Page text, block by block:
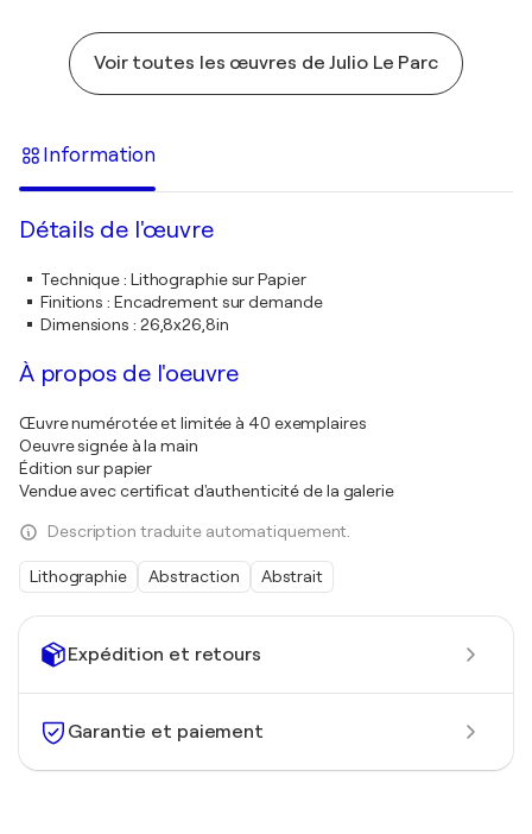
Expédition et retours
Garantie et paiement
Voir toutes les œuvres de Julio Le Parc
Information
Détails de l'œuvre
Technique: Lithographie sur Papier
Finitions : Encadrement sur demande
Dimensions : 26,8x26,8in
À propos de l'oeuvre
Œuvre numérotée et limitée à 40 exemplaires
Oeuvre signée à la main
Édition sur papier
Vendue avec certificat d'authenticité de la galerie
Description traduite automatiquement.
Lithographie Abstraction Abstrait